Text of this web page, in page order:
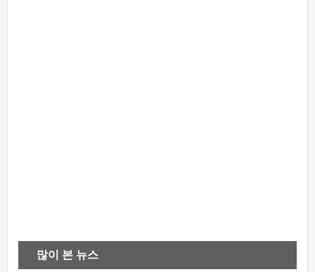
많이 본 뉴스